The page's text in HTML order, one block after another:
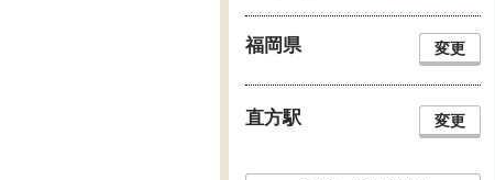
福岡県 変更
直方駅 変更